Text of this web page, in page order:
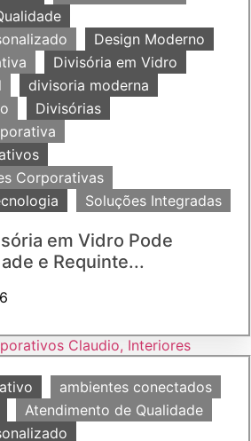
Design Moderno
Divisória em Vidro
divisoria moderna
Divisórias
Corporativas
Soluções Integradas
em Vidro Pode
e Requinte...
ambientes conectados
Atendimento de Qualidade